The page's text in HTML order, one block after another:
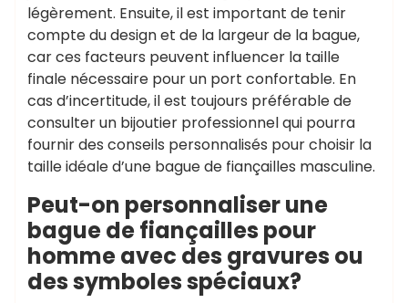
légèrement. Ensuite, il est important de tenir
compte du design et de la largeur de la bague,
car ces facteurs peuvent influencer la taille
finale nécessaire pour un port confortable. En
cas d’incertitude, il est toujours préférable de
consulter un bijoutier professionnel qui pourra
fournir des conseils personnalisés pour choisir la
taille idéale d’une bague de fiançailles masculine.
Peut-on personnaliser une
bague de fiançailles pour
homme avec des gravures ou
des symboles spéciaux?